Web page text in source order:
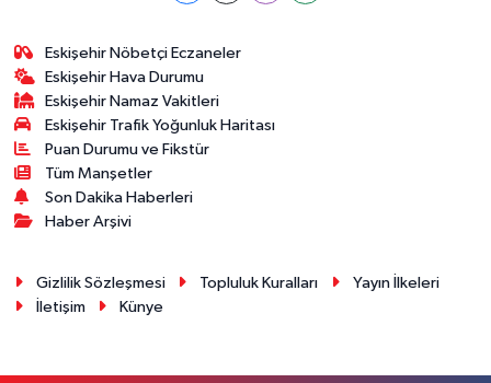
Eskişehir Nöbetçi Eczaneler
Eskişehir Hava Durumu
Eskişehir Namaz Vakitleri
Eskişehir Trafik Yoğunluk Haritası
Puan Durumu ve Fikstür
Tüm Manşetler
Son Dakika Haberleri
Haber Arşivi
Gizlilik Sözleşmesi Topluluk Kuralları
Yayın İlkeleri
İletişim
Künye